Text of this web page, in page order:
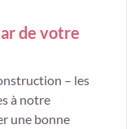
de votre
– les
à notre
une bonne